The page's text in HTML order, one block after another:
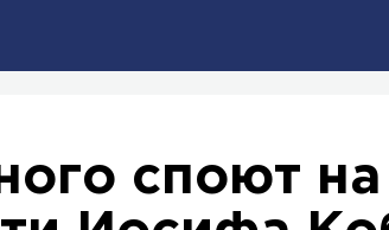
споют на